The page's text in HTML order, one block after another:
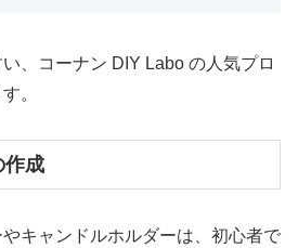
、コーナン DIY Labo の人気プロ
。
作成
キャンドルホルダーは、初心者で